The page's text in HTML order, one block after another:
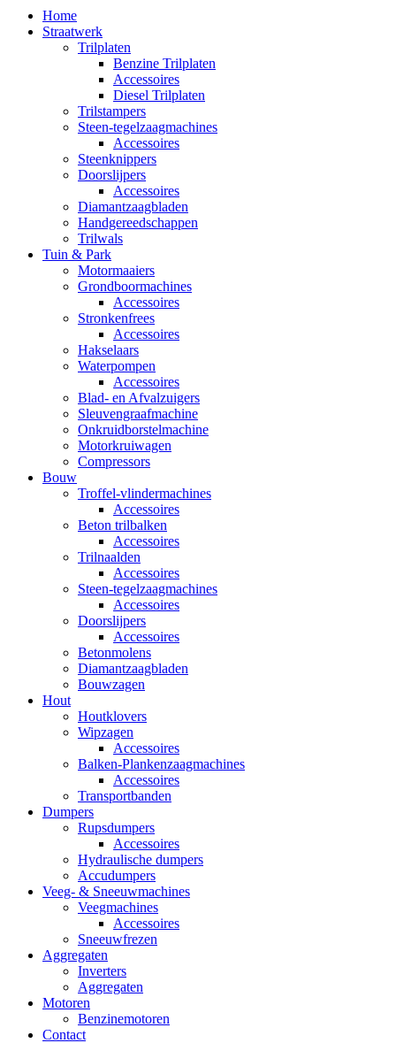
Home
Straatwerk
Trilplaten
Benzine Trilplaten
Accessoires
Diesel Trilplaten
Trilstampers
Steen-tegelzaagmachines
Accessoires
Steenknippers
Doorslijpers
Accessoires
Diamantzaagbladen
Handgereedschappen
Trilwals
Tuin & Park
Motormaaiers
Grondboormachines
Accessoires
Stronkenfrees
Accessoires
Hakselaars
Waterpompen
Accessoires
Blad- en Afvalzuigers
Sleuvengraafmachine
Onkruidborstelmachine
Motorkruiwagen
Compressors
Bouw
Troffel-vlindermachines
Accessoires
Beton trilbalken
Accessoires
Trilnaalden
Accessoires
Steen-tegelzaagmachines
Accessoires
Doorslijpers
Accessoires
Betonmolens
Diamantzaagbladen
Bouwzagen
Hout
Houtklovers
Wipzagen
Accessoires
Balken-Plankenzaagmachines
Accessoires
Transportbanden
Dumpers
Rupsdumpers
Accessoires
Hydraulische dumpers
Accudumpers
Veeg- & Sneeuwmachines
Veegmachines
Accessoires
Sneeuwfrezen
Aggregaten
Inverters
Aggregaten
Motoren
Benzinemotoren
Contact